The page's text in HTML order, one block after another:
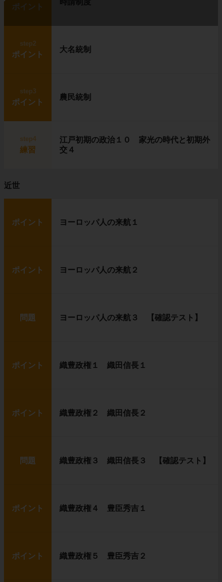
ポイント
step2
ポイント
大名統制
step3
ポイント
農民統制
step4
練習
江戸初期の政治１０ 家光の時代と初期外
交４
近世
ポイント ヨーロッパ人の来航１
ポイント ヨーロッパ人の来航２
問題 ヨーロッパ人の来航３ 【確認テスト】
ポイント 織豊政権１ 織田信長１
ポイント 織豊政権２ 織田信長２
問題 織豊政権３ 織田信長３ 【確認テスト】
ポイント 織豊政権４ 豊臣秀吉１
ポイント 織豊政権５ 豊臣秀吉２